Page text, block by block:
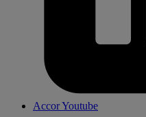
Accor Youtube